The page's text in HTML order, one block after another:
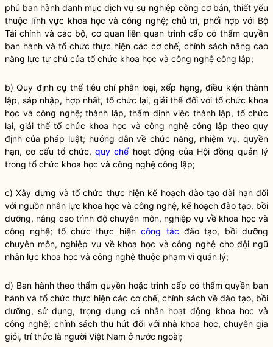
phủ ban hành danh mục dịch vụ sự nghiệp công cơ bản, thiết yếu
thuộc lĩnh vực khoa học và công nghệ; chủ trì, phối hợp với Bộ
Tài chính và các bộ, cơ quan liên quan trình cấp có thẩm quyền
ban hành và tổ chức thực hiện các cơ chế, chính sách nâng cao
năng lực tự chủ của tổ chức khoa học và công nghệ công lập;
b) Quy định cụ thể tiêu chí phân loại, xếp hạng, điều kiện thành
lập, sáp nhập, hợp nhất, tổ chức lại, giải thể đối với tổ chức khoa
học và công nghệ; thành lập, thẩm định việc thành lập, tổ chức
lại, giải thể tổ chức khoa học và công nghệ công lập theo quy
định của pháp luật; hướng dẫn về chức năng, nhiệm vụ,quyền
hạn, cơ cấu tổ chức,quy chếhoạt động của Hội đồng quản lý
trong tổ chức khoa học và công nghệ công lập;
c) Xây dựng và tổ chức thực hiện kế hoạch đào tạo dài hạn đối
với nguồn nhân lực khoa học và công nghệ, kế hoạch đào tạo, bồi
dưỡng, nâng cao trình độ chuyên môn, nghiệp vụ về khoa học và
công nghệ; tổ chức thực hiệncông tác đào tạo, bồi dưỡng
chuyên môn, nghiệp vụ về khoa học và công nghệ cho đội ngũ
nhân lực khoa học và công nghệ thuộc phạm vi quản lý;
d) Ban hành theo thẩm quyềnhoặc trình cấp có thẩmquyền ban
hành và tổ chức thực hiện các cơ chế, chính sách về đào tạo, bồi
dưỡng, sử dụng, trọng dụng cá nhân hoạt động khoa học và
công nghệ; chính sách thu hút đối với nhà khoa học, chuyên gia
giỏi, trí thức là người Việt Nam ở nước ngoài;